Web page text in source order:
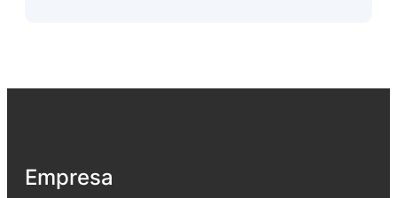
Empresa